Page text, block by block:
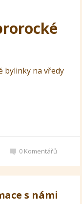
bylinky na vředy
0 Komentářů
s námi